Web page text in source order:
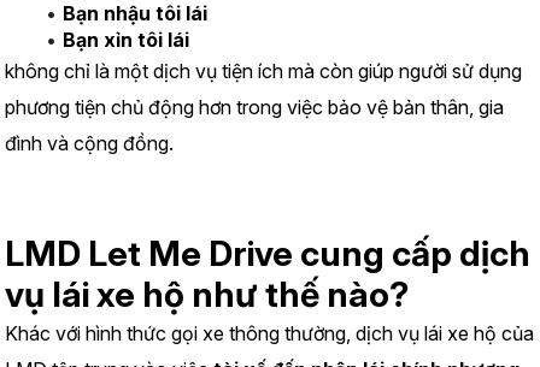
Bạn nhậu tôi lái
Bạn xỉn tôi lái
không chỉ là một dịch vụ tiện ích mà còn giúp người sử dụng
phương tiện chủ động hơn trong việc bảo vệ bản thân, gia
đình và cộng đồng.
LMD Let Me Drive cung cấp dịch
vụ lái xe hộ như thế nào?
Khác với hình thức gọi xe thông thường, dịch vụ lái xe hộ của